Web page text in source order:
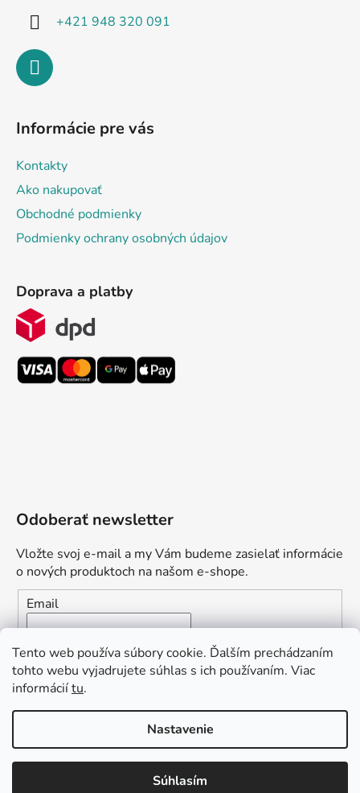
Tento web používa súbory cookie. Ďalším prechádzaním
tohto webu vyjadrujete súhlas s ich používaním. Viac
informáciítu.
Nastavenie
Súhlasím
: Zaplaťte vopred a získajte
+421 948 320 091
Informácie pre vás
Kontakty
Ako nakupovať
Obchodné podmienky
Podmienky ochrany osobných údajov
Doprava a platby
Odoberať newsletter
Vložte svoj e-mail a my Vám budeme zasielať informácie
o nových produktoch na našom e-shope.
Email
Vložením e-mailu súhlasíte s
podmienkami ochrany
osobných údajov
Vytvoril Shoptet Premium
môžem pomôcť?“